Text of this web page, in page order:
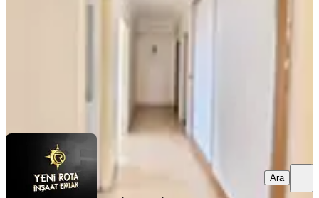
20.000 ₺
Ara